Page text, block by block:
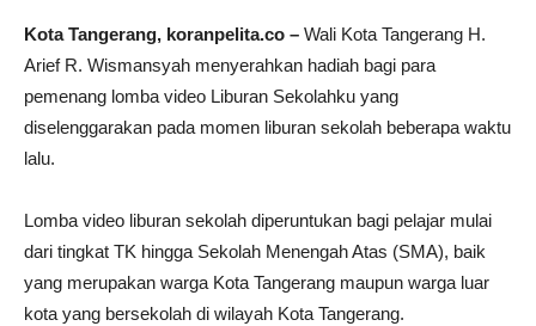
Kota Tangerang, koranpelita.co – Wali Kota Tangerang H.
Arief R. Wismansyah menyerahkan hadiah bagi para
pemenang lomba video Liburan Sekolahku yang
diselenggarakan pada momen liburan sekolah beberapa waktu
lalu.
Lomba video liburan sekolah diperuntukan bagi pelajar mulai
dari tingkat TK hingga Sekolah Menengah Atas (SMA), baik
yang merupakan warga Kota Tangerang maupun warga luar
kota yang bersekolah di wilayah Kota Tangerang.